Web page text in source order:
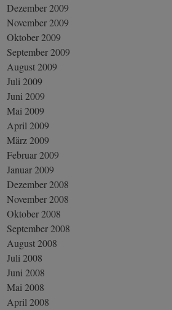
Dezember 2009
November 2009
Oktober 2009
September 2009
August 2009
Juli 2009
Juni 2009
Mai 2009
April 2009
März 2009
Februar 2009
Januar 2009
Dezember 2008
November 2008
Oktober 2008
September 2008
August 2008
Juli 2008
Juni 2008
Mai 2008
April 2008